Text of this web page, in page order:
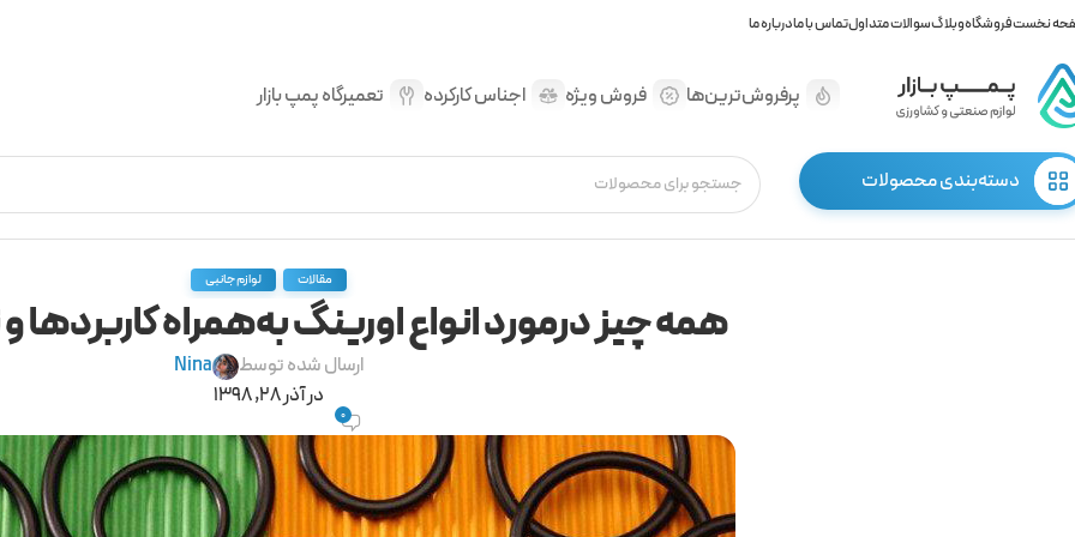
نخستفروشگاهوبلاگسوالات متداولتماس با مادرباره ما
پرفروش‌ترین‌ها فروش ویژه اجناس کارکرده تعمیرگاه پمپ بازار
دسته‌بندی محصولات
مقالات لوازم جانبی
همه چیز درمورد انواع اورینگ به‌همراه کاربردها
ارسال شده توسط
Nina
در آذر 28, 1398
0